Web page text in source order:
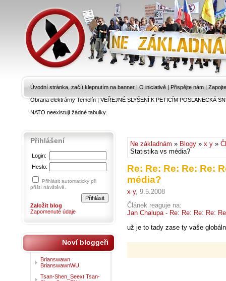
Úvodní stránka, začít klepnutím na banner | O iniciativě | Přispějte nám |
Obrana elektrárny Temelín|VEŘEJNÉ SLYŠENÍ K PETICÍM POSLANECKÁ
NATO neexistují žádné tabulky.
Ne základnám » Blogy » x y »
Statistika vs média?
Re: Re: Re: Re: Re:
média?
x y, 9.5.2008
Článek reaguje na:
Jan Chalupa - Re: Re: Re: Re:
už je to tady zase ty vaše
Přihlášení
Login:
Heslo:
Přihlásit automaticky při
příští návštěvě.
Založit blog
Zapomenuté údaje
Noví bloggeři
Brianswawn
BrianswawnWU
Tsan-Shen_Seext Tsan-